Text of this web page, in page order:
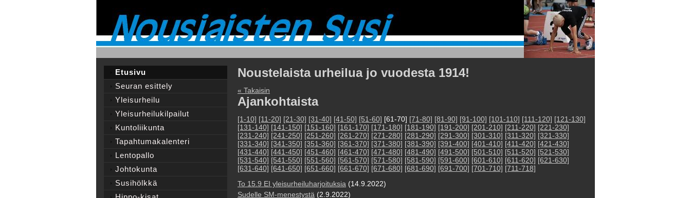
Noustelaista urheilua jo vuodesta 1914!
« Takaisin
Ajankohtaista
[1-10] [11-20] [21-30] [31-40] [41-50] [51-60] [61-70] [71-80] [81-90] [91-100] [101-110] [111-120] [121-130]
[131-140] [141-150] [151-160] [161-170] [171-180] [181-190] [191-200] [201-210] [211-220] [221-230]
[231-240] [241-250] [251-260] [261-270] [271-280] [281-290] [291-300] [301-310] [311-320] [321-330]
[331-340] [341-350] [351-360] [361-370] [371-380] [381-390] [391-400] [401-410] [411-420] [421-430]
[431-440] [441-450] [451-460] [461-470] [471-480] [481-490] [491-500] [501-510] [511-520] [521-530]
[531-540] [541-550] [551-560] [561-570] [571-580] [581-590] [591-600] [601-610] [611-620] [621-630]
[631-640] [641-650] [651-660] [661-670] [671-680] [681-690] [691-700] [701-710] [711-718]
To 15.9 EI yleisurheiluharjoituksia (14.9.2022)
Sudelle SM-menestystä (2.9.2022)
Etusivu
Seuran esittely
Yleisurheilu
Yleisurheilukilpailut
Kuntoliikunta
Tapahtumakalenteri
Lentopallo
Johtokunta
Susihölkkä